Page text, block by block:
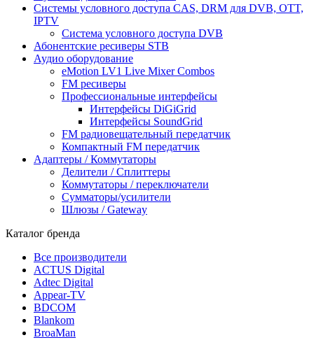
Системы условного доступа CAS, DRM для DVB, OTT,
IPTV
Система условного доступа DVB
Абонентские ресиверы STB
Аудио оборудование
eMotion LV1 Live Mixer Combos
FM ресиверы
Профессиональные интерфейсы
Интерфейсы DiGiGrid
Интерфейсы SoundGrid
FM радиовещательный передатчик
Компактный FM передатчик
Адаптеры / Коммутаторы
Делители / Сплиттеры
Коммутаторы / переключатели
Сумматоры/усилители
Шлюзы / Gateway
Каталог бренда
Все производители
ACTUS Digital
Adtec Digital
Appear-TV
BDCOM
Blankom
BroaMan